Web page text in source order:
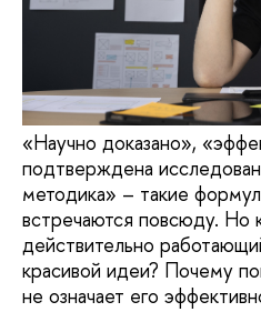
«Научно доказано»,
подтверждена
методика» – такие
встречаются повсюду. Но
действительно
красивой идеи? Почему
не означает его